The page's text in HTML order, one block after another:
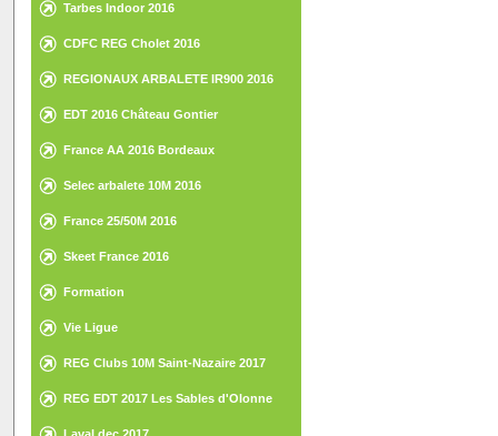
Tarbes Indoor 2016
CDFC REG Cholet 2016
REGIONAUX ARBALETE IR900 2016
EDT 2016 Château Gontier
France AA 2016 Bordeaux
Selec arbalete 10M 2016
France 25/50M 2016
Skeet France 2016
Formation
Vie Ligue
REG Clubs 10M Saint-Nazaire 2017
REG EDT 2017 Les Sables d'Olonne